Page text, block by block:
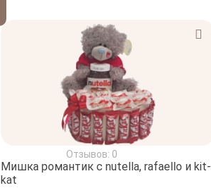
Отзывов: 0
Мишка романтик с nutella, rafaello и kit-
kat